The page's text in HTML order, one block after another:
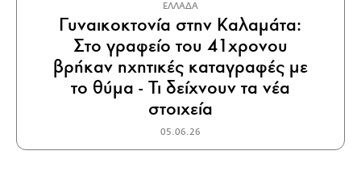
ΕΛΛΑΔΑ
Γυναικοκτονία στην Καλαμάτα:
Στο γραφείο του 41χρονου
βρήκαν ηχητικές καταγραφές με
το θύμα - Τι δείχνουν τα νέα
στοιχεία
05.06.26